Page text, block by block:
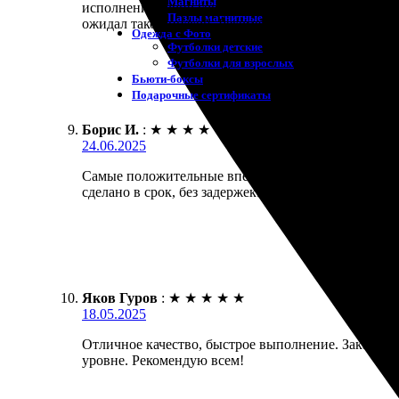
Пазлы магнитные
Одежда с Фото
Футболки детские
Футболки для взрослых
Бьюти-боксы
Подарочные сертификаты
исполнения точно совпали с заявленными.
ожидал такой низкой. Рекомендую для печати фото
Борис И. : ★ ★ ★ ★ ★
24.06.2025
Самые положительные впечатления от
сделано в срок, без задержек. Рекомендую для
Яков Гуров : ★ ★ ★ ★ ★
18.05.2025
Отличное качество, быстрое выполнение.
уровне. Рекомендую всем!